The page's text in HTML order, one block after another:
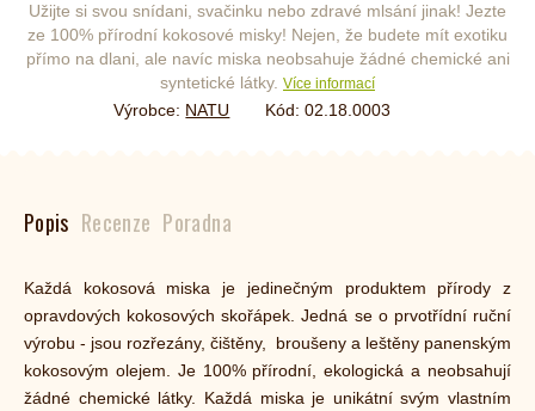
Užijte si svou snídani, svačinku nebo zdravé mlsání jinak! Jezte
ze 100% přírodní kokosové misky! Nejen, že budete mít exotiku
přímo na dlani, ale navíc miska neobsahuje žádné chemické ani
syntetické látky. Více informací
Výrobce: NATU Kód: 02.18.0003
Popis Recenze Poradna
Každá kokosová miska je jedinečným produktem přírody z
opravdových kokosových skořápek. Jedná se o prvotřídní ruční
výrobu - jsou rozřezány, čištěny, broušeny a leštěny panenským
kokosovým olejem. Je 100% přírodní, ekologická a neobsahují
žádné chemické látky. Každá miska je unikátní svým vlastním